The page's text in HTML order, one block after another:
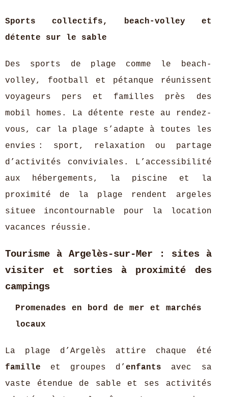
Sports collectifs, beach-volley et
détente sur le sable
Des sports de plage comme le beach-
volley, football et pétanque réunissent
voyageurs pers et familles près des
mobil homes. La détente reste au rendez-
vous, car la plage s’adapte à toutes les
envies : sport, relaxation ou partage
d’activités conviviales. L’accessibilité
aux hébergements, la piscine et la
proximité de la plage rendent argeles
situee incontournable pour la location
vacances réussie.
Tourisme à Argelès-sur-Mer : sites à
visiter et sorties à proximité des
campings
Promenades en bord de mer et marchés
locaux
La plage d’Argelès attire chaque été
famille et groupes d’enfants avec sa
vaste étendue de sable et ses activités